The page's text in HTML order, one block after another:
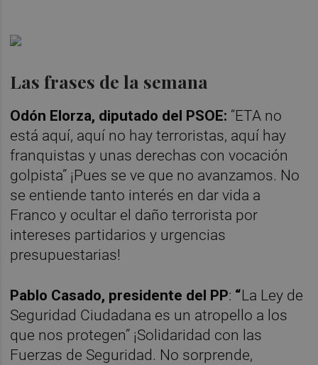
Las frases de la semana
Odón Elorza, diputado del PSOE: “ETA no
está aquí, aquí no hay terroristas, aquí hay
franquistas y unas derechas con vocación
golpista” ¡Pues se ve que no avanzamos. No
se entiende tanto interés en dar vida a
Franco y ocultar el daño terrorista por
intereses partidarios y urgencias
presupuestarias!
Pablo Casado, presidente del PP: “La Ley de
Seguridad Ciudadana es un atropello a los
que nos protegen” ¡Solidaridad con las
Fuerzas de Seguridad. No sorprende,